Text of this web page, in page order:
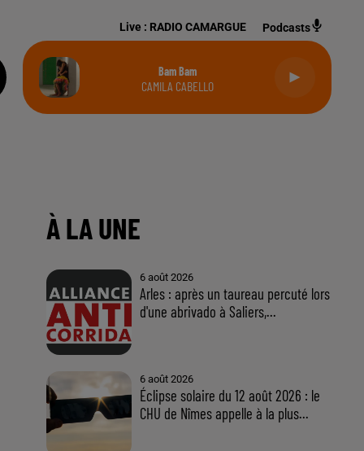
Live : RADIO CAMARGUE Podcasts
Bam Bam
CAMILA CABELLO